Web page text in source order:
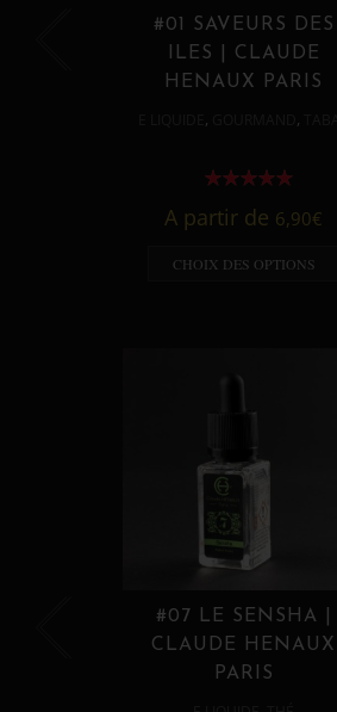
#01 SAVEURS DES
ILES | CLAUDE
HENAUX PARIS
, ,
A partir de 6,90€
CHOIX DES OPTIONS
#07 LE SENSHA |
CLAUDE HENAUX
PARIS